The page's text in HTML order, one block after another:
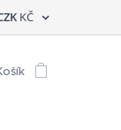
KČ